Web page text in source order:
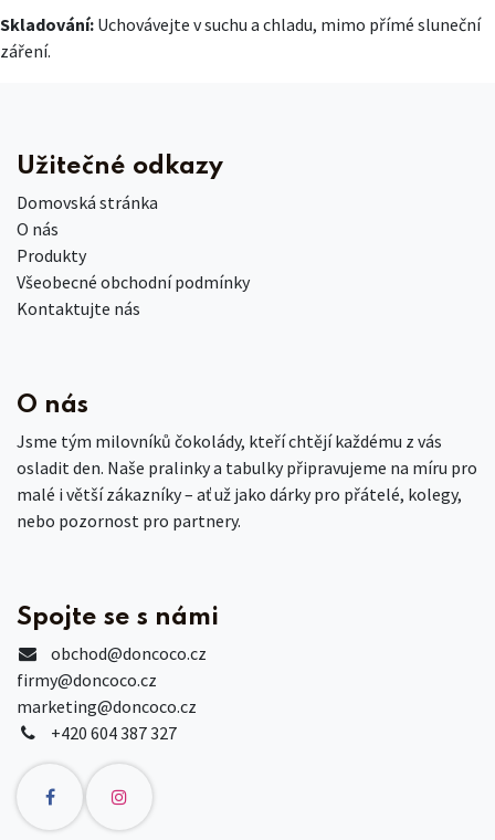
Skladování: Uchovávejte v suchu a chladu, mimo přímé sluneční
záření.
Užitečné odkazy
Domovská stránka
O nás
Produkty
Všeobecné obchodní podmínky
Kontaktujte nás
O nás
Jsme tým milovníků čokolády, kteří chtějí každému z vás
osladit den. Naše pralinky a tabulky připravujeme na míru pro
malé i větší zákazníky – ať už jako dárky pro přátelé, kolegy,
nebo pozornost pro partnery.
Spojte se s námi
obchod@doncoco.cz
firmy@doncoco.cz
marketing@doncoco.cz
+420 604 387 327